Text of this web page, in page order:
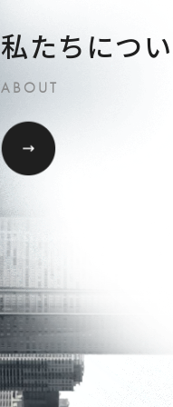
私たちにつ
ABOUT